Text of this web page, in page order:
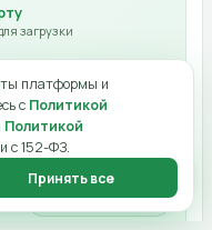
загрузки
Открыть в картах
платформы и
с Политикой
Политикой
с 152-ФЗ.
Принять все
Чат